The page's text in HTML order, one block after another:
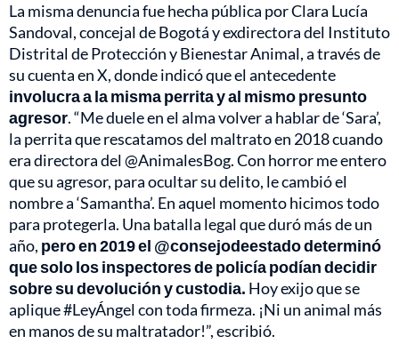
La misma denuncia fue hecha pública por Clara Lucía
Sandoval, concejal de Bogotá y exdirectora del Instituto
Distrital de Protección y Bienestar Animal, a través de
su cuenta en X, donde indicó que el antecedente
involucra a la misma perrita y al mismo presunto
agresor. “Me duele en el alma volver a hablar de ‘Sara’,
la perrita que rescatamos del maltrato en 2018 cuando
era directora del @AnimalesBog. Con horror me entero
que su agresor, para ocultar su delito, le cambió el
nombre a ‘Samantha’. En aquel momento hicimos todo
para protegerla. Una batalla legal que duró más de un
año, pero en 2019 el @consejodeestado determinó
que solo los inspectores de policía podían decidir
sobre su devolución y custodia. Hoy exijo que se
aplique #LeyÁngel con toda firmeza. ¡Ni un animal más
en manos de su maltratador!”, escribió.